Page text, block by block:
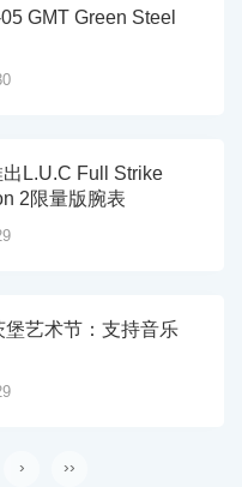
GMT Green Steel
L.U.C Full Strike
2限量版腕表
艺术节：支持音乐
› ››